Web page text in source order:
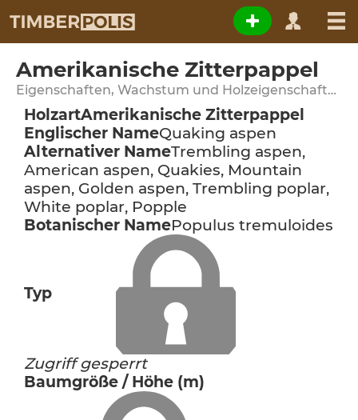
Amerikanische Zitterpappel
Eigenschaften, Wachstum und Holzeigenschaften
HolzartAmerikanische Zitterpappel
Englischer NameQuaking aspen
Alternativer NameTrembling aspen,
American aspen, Quakies, Mountain
aspen, Golden aspen, Trembling poplar,
White poplar, Popple
Botanischer NamePopulus tremuloides
Typ
Zugriff gesperrt
Baumgröße / Höhe (m)